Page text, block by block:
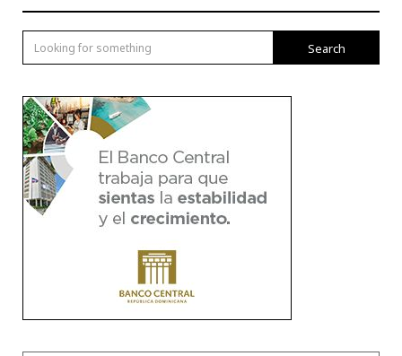
Search